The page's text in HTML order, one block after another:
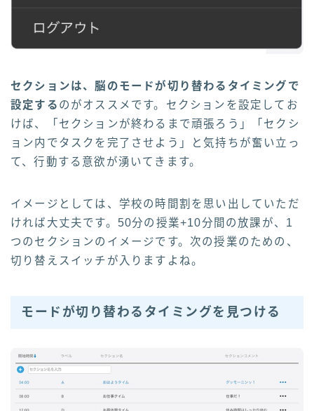
セクションは、脳のモードが切り替わるタイミングで
設定する のがオススメです。セクションを設定してお
けば、「セクションが終わるまで頑張ろう」「セクシ
ョン内でタスクを完了させよう」と気持ちが奮い立っ
て、行動する意欲が湧いてきます。
イメージとしては、学校の時間割を思い出していただ
ければ大丈夫です。50分の授業+10分間の放課が、1
つのセクションのイメージです。次の授業のための、
切り替えスイッチが入りますよね。
モードが切り替わるタイミングを見つける